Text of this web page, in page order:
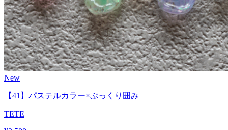
New
【41】パステルカラー×ぷっくり囲み
TETE